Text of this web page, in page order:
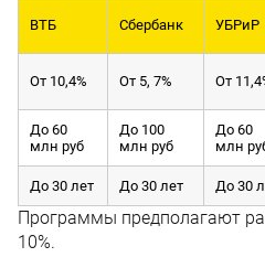
ВТБ Сбербанк УБРиР
От 10,4% От 5, 7% От
До 60
млн руб
До 100
млн руб
До 60
млн
До 30 лет До 30 лет До 30
Программы предполагают
10%.